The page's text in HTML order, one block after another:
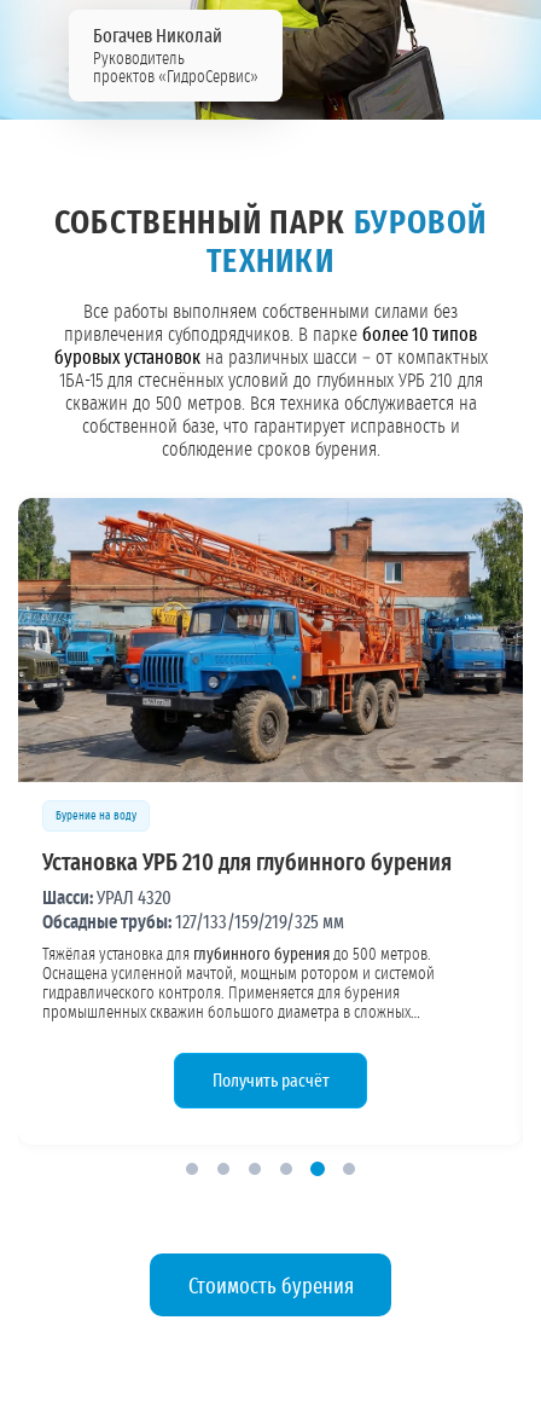
Богачев Николай
Руководитель
проектов «ГидроСервис»
СОБСТВЕННЫЙ ПАРК БУРОВОЙ
ТЕХНИКИ
Все работы выполняем собственными силами без
привлечения субподрядчиков. В парке более 10 типов
буровых установокна различных шасси – от компактных
1БА-15 для стеснённых условий до глубинных УРБ 210 для
скважин до 500 метров. Вся техника обслуживается на
собственной базе, что гарантирует исправность и
соблюдение сроков бурения.
Бурение на воду
Установка УРБ 210 для глубинного бурения
Шасси:УРАЛ 4320
Обсадные трубы:127/133/159/219/325 мм
Тяжёлая установка для глубинного бурения до 500 метров.
Оснащена усиленной мачтой, мощным ротором и системой
гидравлического контроля. Применяется для бурения
промышленных скважин большого диаметра в сложных
объектов с водопотреблениемсвыше 500 м³/сут
Получить расчёт
Стоимость бурения